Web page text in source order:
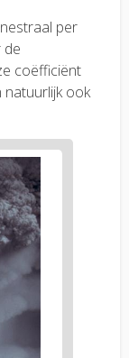
per
de
coëfficiënt
natuurlijk ook